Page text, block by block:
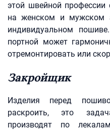
этой швейной профессии
на женском и мужском
индивидуальном
портной может
отремонтировать или
Закройщик
Изделия перед
раскроить, это
производят по